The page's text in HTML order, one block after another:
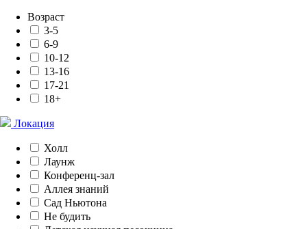
Возраст
3-5
6-9
10-12
13-16
17-21
18+
Локация
Холл
Лаунж
Конференц-зал
Аллея знаний
Сад Ньютона
Не будить